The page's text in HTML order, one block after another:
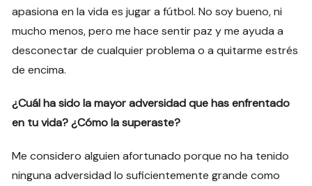
apasiona en la vida es jugar a fútbol. No soy bueno, ni
mucho menos, pero me hace sentir paz y me ayuda a
desconectar de cualquier problema o a quitarme estrés
de encima.
¿Cuál ha sido la mayor adversidad que has enfrentado
en tu vida? ¿Cómo la superaste?
Me considero alguien afortunado porque no ha tenido
ninguna adversidad lo suficientemente grande como